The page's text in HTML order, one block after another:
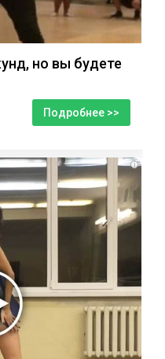
но вы будете
Подробнее >>
i